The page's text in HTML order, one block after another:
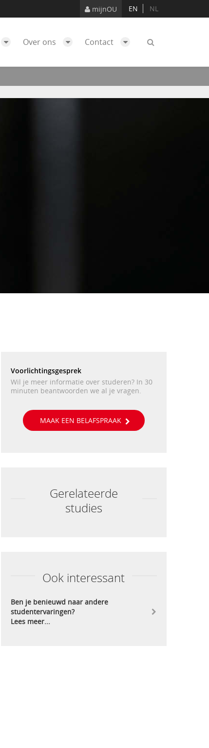
mijnOU EN NL
Over ons Contact
Voorlichtingsgesprek
Wil je meer informatie over studeren? In 30
minuten beantwoorden we al je vragen.
MAAK EEN BELAFSPRAAK
Gerelateerde
studies
Ook interessant
Ben je benieuwd naar andere
studentervaringen?
Lees meer...